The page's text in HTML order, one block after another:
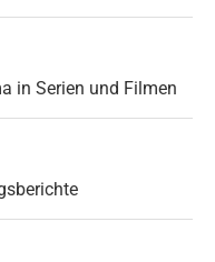
in Serien und Filmen